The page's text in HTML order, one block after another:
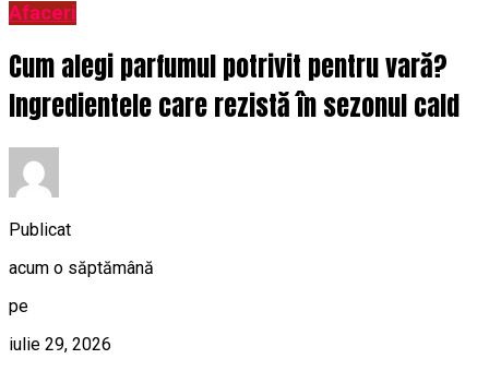
Afaceri
Cum alegi parfumul potrivit pentru vară?
Ingredientele care rezistă în sezonul cald
Publicat
acum o săptămână
pe
iulie 29, 2026